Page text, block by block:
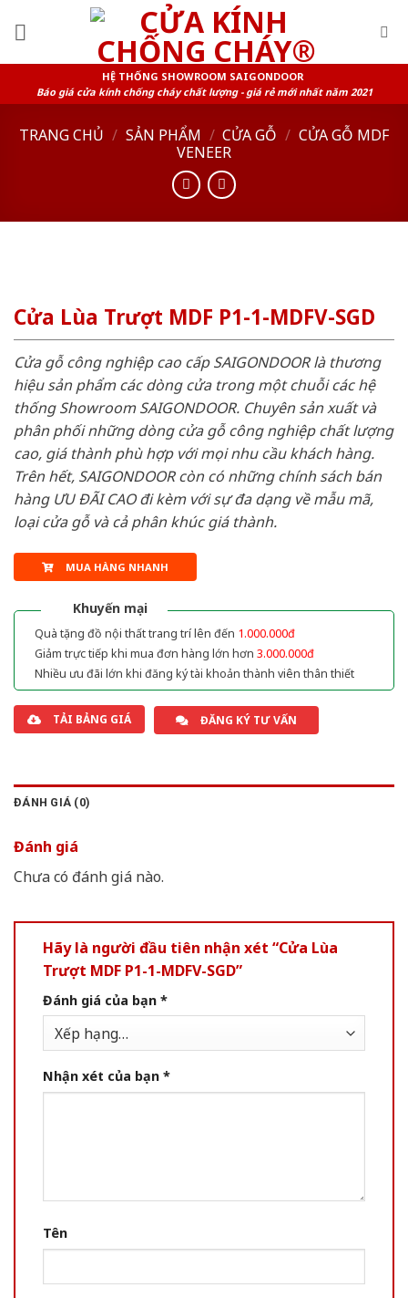
HỆ THỐNG SHOWROOM SAIGONDOOR
Báo giá cửa kính chống cháy chất lượng - giá rẻ mới nhất năm 2021
TRANG CHỦ / SẢN PHẨM / CỬA GỖ / CỬA GỖ MDF
VENEER
Cửa Lùa Trượt MDF P1-1-MDFV-SGD
Cửa gỗ công nghiệp cao cấp SAIGONDOOR là thương
hiệu sản phẩm các dòng cửa trong một chuỗi các hệ
thống Showroom SAIGONDOOR. Chuyên sản xuất và
phân phối những dòng cửa gỗ công nghiệp chất lượng
cao, giá thành phù hợp với mọi nhu cầu khách hàng.
Trên hết, SAIGONDOOR còn có những chính sách bán
hàng ƯU ĐÃI CAO đi kèm với sự đa dạng về mẫu mã,
loại cửa gỗ và cả phân khúc giá thành.
MUA HÀNG NHANH
Khuyến mại
Quà tặng đồ nội thất trang trí lên đến 1.000.000đ
Giảm trực tiếp khi mua đơn hàng lớn hơn 3.000.000đ
Nhiều ưu đãi lớn khi đăng ký tài khoản thành viên thân thiết
TẢI BẢNG GIÁ ĐĂNG KÝ TƯ VẤN
ĐÁNH GIÁ (0)
Đánh giá
Chưa có đánh giá nào.
Hãy là người đầu tiên nhận xét “Cửa Lùa
Trượt MDF P1-1-MDFV-SGD”
Đánh giá của bạn *
Nhận xét của bạn *
Tên